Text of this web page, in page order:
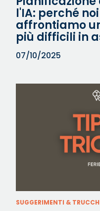
l'IA: perché
affrontiamo
più difficili in
07/10/2025
SUGGERIMENTI &